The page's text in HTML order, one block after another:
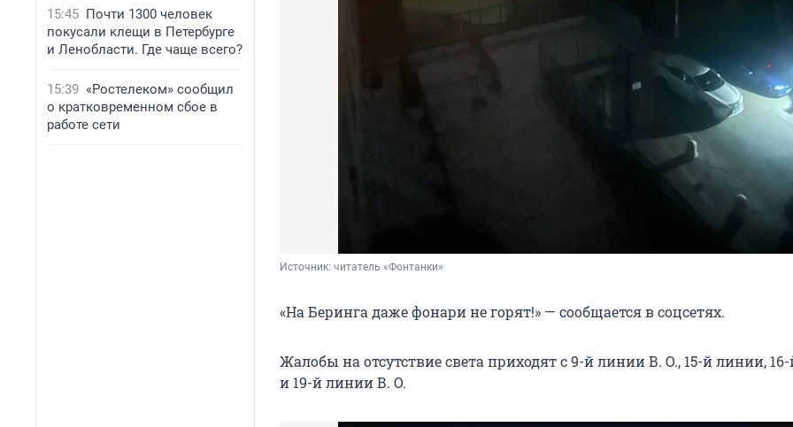
15:45 Почти 1300 человек
покусали клещи в Петербурге
и Ленобласти. Где чаще всего?
15:39 «Ростелеком» сообщил
о кратковременном сбое в
работе сети
Источник: читатель «Фонтанки»
«На Беринга даже фонари не горят!» — сообщается в соцсетях.
Жалобы на отсутствие света приходят с 9-й линии В. О., 15-й линии,
и 19-й линии В. О.